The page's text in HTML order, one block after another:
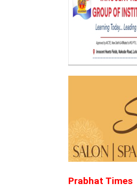
Prabhat Times